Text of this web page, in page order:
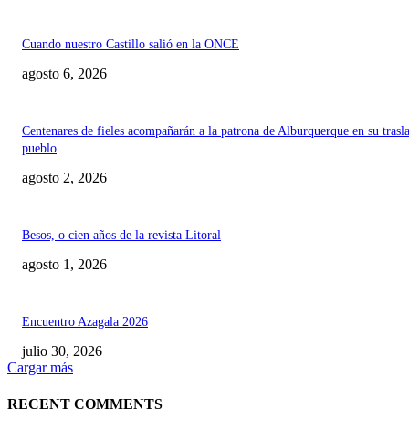
Cuando nuestro Castillo salió en la ONCE
agosto 6, 2026
Centenares de fieles acompañarán a la patrona de Alburquerque en su
pueblo
agosto 2, 2026
Besos, o cien años de la revista Litoral
agosto 1, 2026
Encuentro Azagala 2026
julio 30, 2026
Cargar más
RECENT COMMENTS